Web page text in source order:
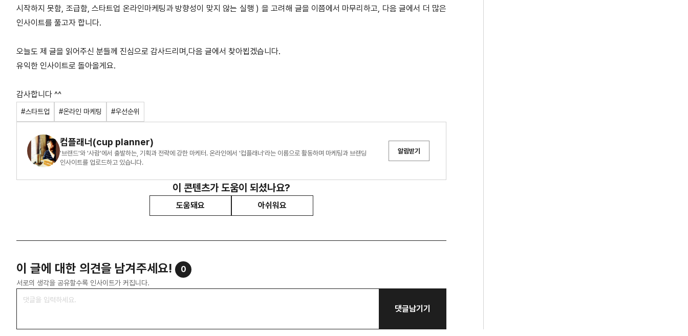
시작하지 못함, 조급함,스타트업 온라인마케팅과 방향성이 맞지 않는 실행 ) 을 고려해 글을 이쯤에서 마무리하고, 다음 글에서 더 많은
인사이트를 풀고자 합니다.
오늘도 제 글을 읽어주신 분들께 진심으로 감사드리며 ,다음 글에서 찾아뵙겠습니다.
유익한 인사이트로 돌아올게요.
감사합니다 ^^
#스타트업 #온라인 마케팅 #우선순위
컵플래너(cup planner)
'브랜드'와 '사람'에서 출발하는, 기획과 전략에 강한 마케터. 온라인에서 '컵플래너'라는 이름으로 활동하며 마케팅과 브랜딩
인사이트를 업로드하고 있습니다.
알림받기
이 콘텐츠가 도움이 되셨나요?
도움돼요 아쉬워요
이 글에 대한 의견을 남겨주세요! 0
서로의 생각을 공유할수록 인사이트가 커집니다.
댓글남기기